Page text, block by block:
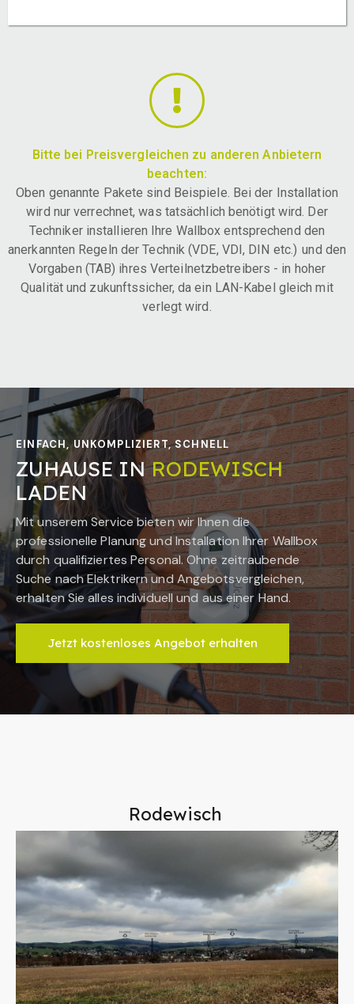
Bitte bei Preisvergleichen zu anderen Anbietern
beachten:
Oben genannte Pakete sind Beispiele. Bei der Installation
wird nur verrechnet, was tatsächlich benötigt wird. Der
Techniker installieren Ihre Wallbox entsprechend den
anerkannten Regeln der Technik (VDE, VDI, DIN etc.) und den
Vorgaben (TAB) ihres Verteilnetzbetreibers - in hoher
Qualität und zukunftssicher, da ein LAN-Kabel gleich mit
verlegt wird.
EINFACH, UNKOMPLIZIERT, SCHNELL
ZUHAUSE INRODEWISCH
LADEN
Mit unserem Service bieten wir Ihnen die
professionelle Planung und Installation Ihrer Wallbox
durch qualifiziertes Personal. Ohne zeitraubende
Suche nach Elektrikern und Angebotsvergleichen,
erhalten Sie alles individuell und aus einer Hand.
Jetzt kostenloses Angebot erhalten
Rodewisch